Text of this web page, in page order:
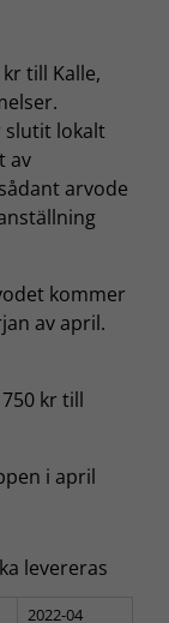
till Kalle,
slutit lokalt
av
arvode
kommer
av april.
kr till
i april
levereras
2022-04